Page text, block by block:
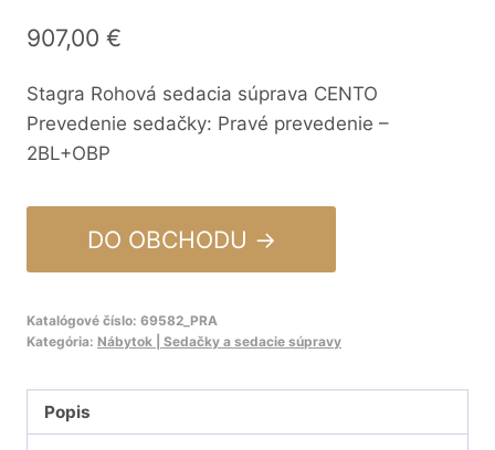
907,00 €
Stagra Rohová sedacia súprava CENTO
Prevedenie sedačky: Pravé prevedenie –
2BL+OBP
DO OBCHODU →
Katalógové číslo: 69582_PRA
Kategória: Nábytok | Sedačky a sedacie súpravy
Popis